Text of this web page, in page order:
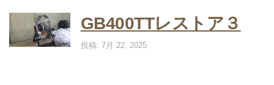
GB400TTレストア３
投稿: 7月 22, 2025